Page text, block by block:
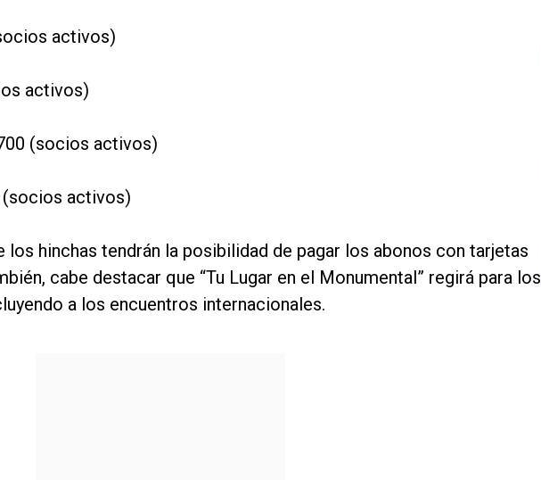
activos)
activos)
(socios activos)
(socios activos)
hinchas tendrán la posibilidad de pagar los abonos con tarjetas
cabe destacar que “Tu Lugar en el Monumental” regirá para los
a los encuentros internacionales.